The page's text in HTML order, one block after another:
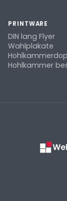
PRINTWARE
DIN lang Flyer
Wahlplakate
Hohlkammer